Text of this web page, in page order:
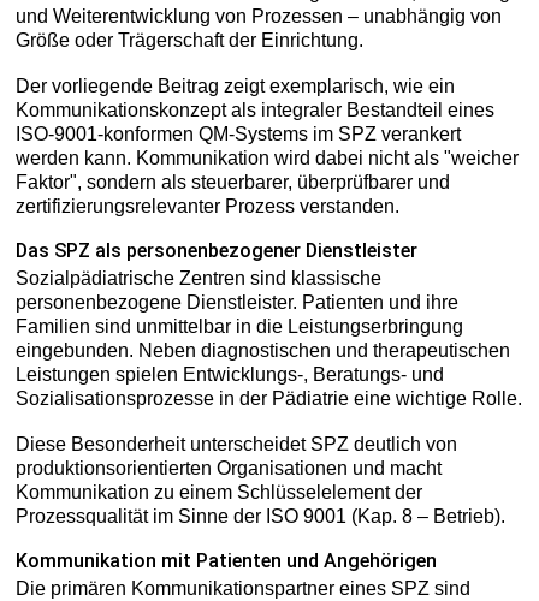
und Weiterentwicklung von Prozessen – unabhängig von
Größe oder Trägerschaft der Einrichtung.
Der vorliegende Beitrag zeigt exemplarisch, wie ein
Kommunikationskonzept als integraler Bestandteil eines
ISO-9001-konformen QM-Systems im SPZ verankert
werden kann. Kommunikation wird dabei nicht als "weicher
Faktor", sondern als steuerbarer, überprüfbarer und
zertifizierungsrelevanter Prozess verstanden.
Das SPZ als personenbezogener Dienstleister
Sozialpädiatrische Zentren sind klassische
personenbezogene Dienstleister. Patienten und ihre
Familien sind unmittelbar in die Leistungserbringung
eingebunden. Neben diagnostischen und therapeutischen
Leistungen spielen Entwicklungs-, Beratungs- und
Sozialisationsprozesse in der Pädiatrie eine wichtige Rolle.
Diese Besonderheit unterscheidet SPZ deutlich von
produktionsorientierten Organisationen und macht
Kommunikation zu einem Schlüsselelement der
Prozessqualität im Sinne der ISO 9001 (Kap. 8 – Betrieb).
Kommunikation mit Patienten und Angehörigen
Die primären Kommunikationspartner eines SPZ sind